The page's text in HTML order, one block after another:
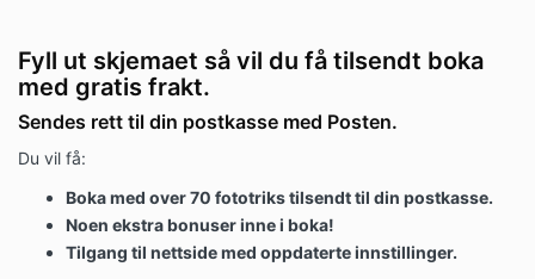
Fyll ut skjemaet så vil du få tilsendt boka
med gratis frakt.
Sendes rett til din postkasse med Posten.
Du vil få:
Boka med over 70 fototriks tilsendt til din postkasse.
Noen ekstra bonuser inne i boka!
Tilgang til nettside med oppdaterte innstillinger.